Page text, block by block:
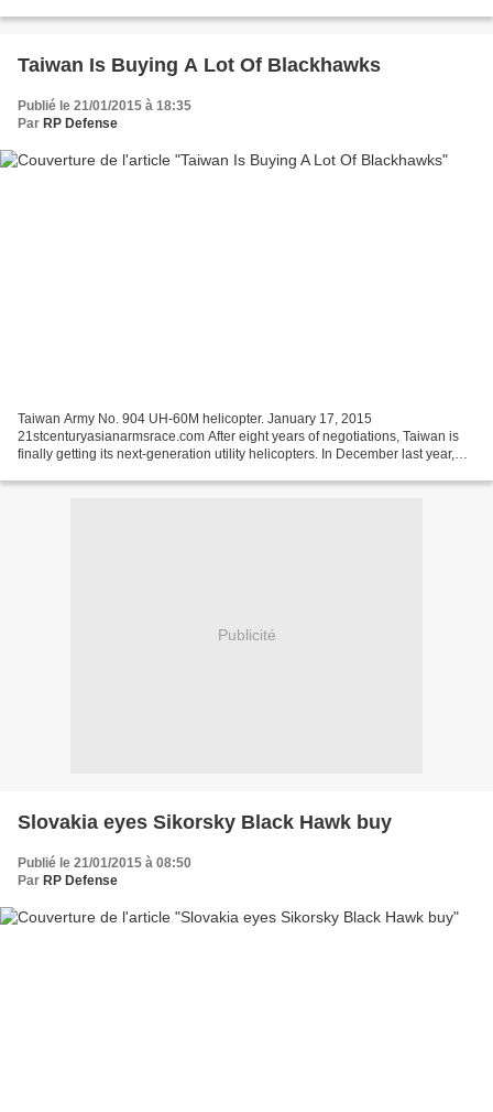
Taiwan Is Buying A Lot Of Blackhawks
Publié le 21/01/2015 à 18:35
Par RP Defense
Taiwan Army No. 904 UH-60M helicopter. January 17, 2015
21stcenturyasianarmsrace.com After eight years of negotiations, Taiwan is
finally getting its next-generation utility helicopters. In December last year,
Publicité
Slovakia eyes Sikorsky Black Hawk buy
Publié le 21/01/2015 à 08:50
Par RP Defense